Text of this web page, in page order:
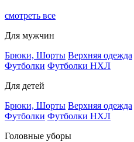
смотреть все
Для мужчин
Брюки, Шорты Верхняя одежда
Футболки Футболки НХЛ
Для детей
Брюки, Шорты Верхняя одежда
Футболки Футболки НХЛ
Головные уборы